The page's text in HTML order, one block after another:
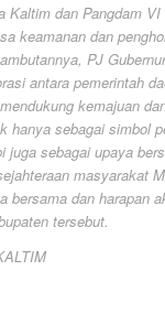
Kaltim dan Pangdam
keamanan dan
PJ
antara pemerintah
kemajuan
hanya sebagai simbol
juga sebagai upaya
masyarakat
bersama dan harapan
tersebut.